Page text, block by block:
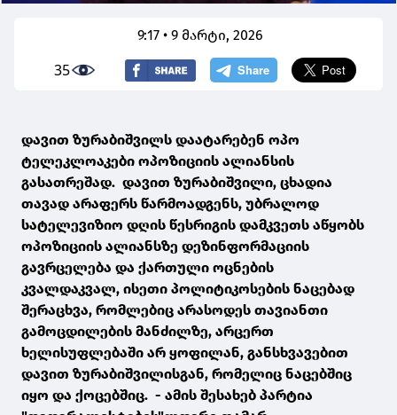
9:17 • 9 მარტი, 2026
35
დავით ზურაბიშვილს დაატარებენ ოპო
ტელეკლოაკები ოპოზიციის ალიანსის
გასათრეშად. დავით ზურაბიშვილი, ცხადია
თავად არაფერს წარმოადგენს, უბრალოდ
სატელევიზიო დღის წესრიგის დამკვეთს აწყობს
ოპოზიციის ალიანსზე დეზინფორმაციის
გავრცელება და ქართული ოცნების
კვალდაკვალ, ისეთი პოლიტიკოსების ნაცებად
შერაცხვა, რომლებიც არასოდეს თავიანთი
გამოცდილების მანძილზე, არცერთ
ხელისუფლებაში არ ყოფილან, განსხვავებით
დავით ზურაბიშვილისგან, რომელიც ნაცებშიც
იყო და ქოცებშიც. - ამის შესახებ პარტია